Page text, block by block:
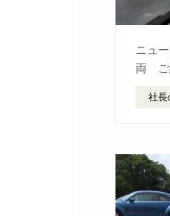
ニュ
両 ご
社長